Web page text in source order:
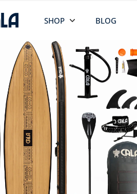
SHOP BLOG